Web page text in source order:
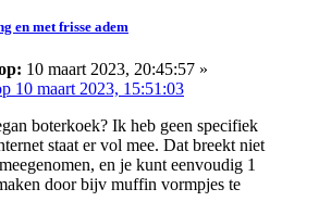
en met frisse adem
10 maart 2023, 20:45:57 »
10 maart 2023, 15:51:03
boterkoek? Ik heb geen specifiek
staat er vol mee. Dat breekt niet
en je kunt eenvoudig 1
door bijv muffin vormpjes te